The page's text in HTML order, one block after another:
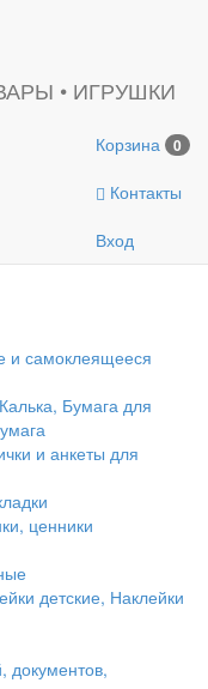
• ИГРУШКИ
Корзина 0
Контакты
Вход
и самоклеящееся
Бумага для
и анкеты для
ценники
детские, Наклейки
документов,